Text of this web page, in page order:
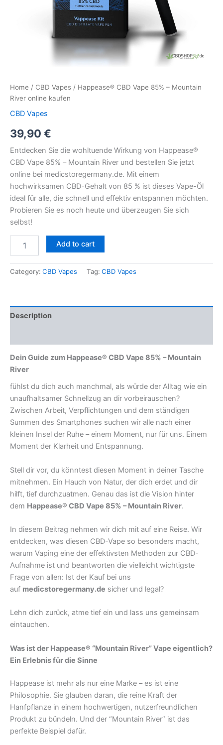
Home / CBD Vapes / Happease® CBD Vape 85% – Mountain
River online kaufen
CBD Vapes
39,90 €
Entdecken Sie die wohltuende Wirkung von Happease®
CBD Vape 85% – Mountain River und bestellen Sie jetzt
online bei medicstoregermany.de. Mit einem
hochwirksamen CBD-Gehalt von 85 % ist dieses Vape-Öl
ideal für alle, die schnell und effektiv entspannen möchten.
Probieren Sie es noch heute und überzeugen Sie sich
selbst!
Add to cart
Category: CBD Vapes Tag: CBD Vapes
Description
Dein Guide zum Happease® CBD Vape 85% – Mountain
River
fühlst du dich auch manchmal, als würde der Alltag wie ein
unaufhaltsamer Schnellzug an dir vorbeirauschen?
Zwischen Arbeit, Verpflichtungen und dem ständigen
Summen des Smartphones suchen wir alle nach einer
kleinen Insel der Ruhe – einem Moment, nur für uns. Einem
Moment der Klarheit und Entspannung.
Stell dir vor, du könntest diesen Moment in deiner Tasche
mitnehmen. Ein Hauch von Natur, der dich erdet und dir
hilft, tief durchzuatmen. Genau das ist die Vision hinter
dem Happease® CBD Vape 85% – Mountain River.
In diesem Beitrag nehmen wir dich mit auf eine Reise. Wir
entdecken, was diesen CBD-Vape so besonders macht,
warum Vaping eine der effektivsten Methoden zur CBD-
Aufnahme ist und beantworten die vielleicht wichtigste
Frage von allen: Ist der Kauf bei uns
auf medicstoregermany.de sicher und legal?
Lehn dich zurück, atme tief ein und lass uns gemeinsam
eintauchen.
Was ist der Happease® “Mountain River” Vape eigentlich?
Ein Erlebnis für die Sinne
Happease ist mehr als nur eine Marke – es ist eine
Philosophie. Sie glauben daran, die reine Kraft der
Hanfpflanze in einem hochwertigen, nutzerfreundlichen
Produkt zu bündeln. Und der “Mountain River” ist das
perfekte Beispiel dafür.